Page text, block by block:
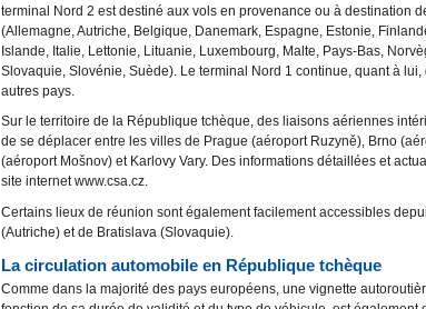
terminal Nord 2 est destiné aux vols en provenance ou à destination
(Allemagne, Autriche, Belgique, Danemark, Espagne, Estonie,
Islande, Italie, Lettonie, Lituanie, Luxembourg, Malte, Pays-Bas,
Slovaquie, Slovénie, Suède). Le terminal Nord 1 continue, quant à lui,
autres pays.
Sur le territoire de la République tchèque, des liaisons aériennes
de se déplacer entre les villes de Prague (aéroport Ruzyně), Brno
(aéroport Mošnov) et Karlovy Vary. Des informations détaillées et
site internet www.csa.cz.
Certains lieux de réunion sont également facilement accessibles
(Autriche) et de Bratislava (Slovaquie).
La circulation automobile en République tchèque
Comme dans la majorité des pays européens, une vignette